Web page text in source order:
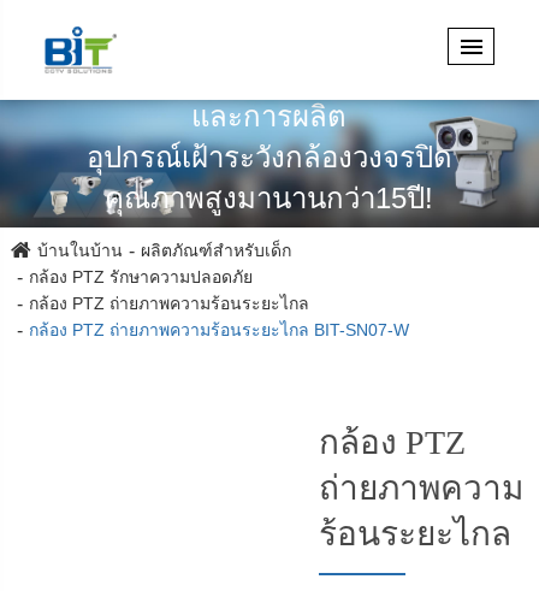
เชี่ยวชาญในการออกแบบวิศวกรรม
และการผลิต
อุปกรณ์เฝ้าระวังกล้องวงจรปิด
คุณภาพสูงมานานกว่า15ปี!
บ้านในบ้าน
ผลิตภัณฑ์สำหรับเด็ก
กล้อง PTZ รักษาความปลอดภัย
กล้อง PTZ ถ่ายภาพความร้อนระยะไกล
กล้อง PTZ ถ่ายภาพความร้อนระยะไกล BIT-SN07-W
กล้อง PTZ
ถ่ายภาพความ
ร้อนระยะไกล